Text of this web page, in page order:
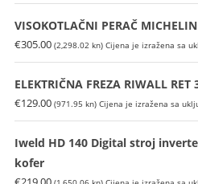
VISOKOTLAČNI PERAČ
€305.00 (2,298.02 kn) Cijena je izražena sa
ELEKTRIČNA FREZA RIWALL RET
€129.00 (971.95 kn) Cijena je izražena sa
Iweld HD 140 Digital stroj
kofer